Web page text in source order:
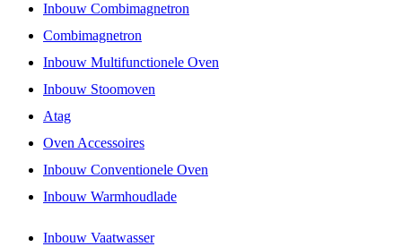
Inbouw Combimagnetron
Combimagnetron
Inbouw Multifunctionele Oven
Inbouw Stoomoven
Atag
Oven Accessoires
Inbouw Conventionele Oven
Inbouw Warmhoudlade
Inbouw Vaatwasser